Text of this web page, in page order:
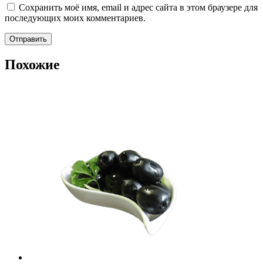
Сохранить моё имя, email и адрес сайта в этом браузере для
последующих моих комментариев.
Похожие